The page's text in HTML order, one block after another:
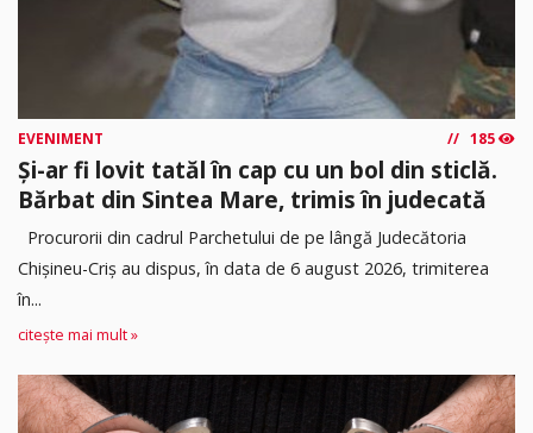
EVENIMENT 185
Și-ar fi lovit tatăl în cap cu un bol din sticlă.
Bărbat din Sintea Mare, trimis în judecată
Procurorii din cadrul Parchetului de pe lângă Judecătoria
Chișineu-Criș au dispus, în data de 6 august 2026, trimiterea
în...
citește mai mult »